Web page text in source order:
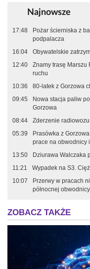
Najnowsze
17:48
Pożar ścierniska z
podpalacza
16:04
Obywatelskie
12:40
Znamy trasę Marszu
ruchu
10:36
80-latek z Gorzowa
09:45
Nowa stacja paliw
Gorzowa
08:44
Zderzenie
05:39
Prasówka z
prace na obwodnicy
13:50
Dziurawa Walczaka
11:21
Wypadek na S3.
10:07
Przerwy w pracach
północnej